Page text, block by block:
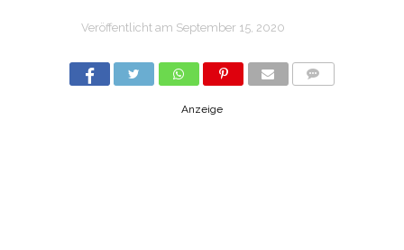
Veröffentlicht am September 15, 2020
Anzeige